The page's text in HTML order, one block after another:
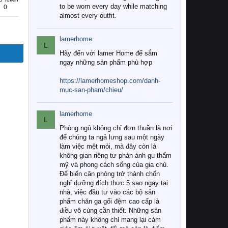
0
to be worn every day while matching
almost every outfit.
L
lamerhome
Hãy đến với lamer Home để sắm
ngay những sản phẩm phù hợp
https://lamerhomeshop.com/danh-
muc-san-pham/chieu/
L
lamerhome
Phòng ngủ không chỉ đơn thuần là nơi
để chúng ta ngả lưng sau một ngày
làm việc mệt mỏi, mà đây còn là
không gian riêng tư phản ánh gu thẩm
mỹ và phong cách sống của gia chủ.
Để biến căn phòng trở thành chốn
nghỉ dưỡng đích thực 5 sao ngay tại
nhà, việc đầu tư vào các bộ sản
phẩm chăn ga gối đệm cao cấp là
điều vô cùng cần thiết. Những sản
phẩm này không chỉ mang lại cảm